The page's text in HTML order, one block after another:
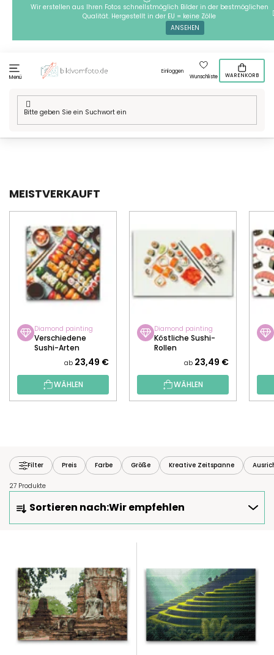
springen
Wir erstellen aus Ihren Fotos schnellstmöglich Bilder in der bestmöglichen
Qualität. Hergestellt in der EU = keine Zölle
ANSEHEN
Menü
Einloggen
Wunschliste
WARENKORB
Startseite
Technik / Diamond painting
der Welt / Asien
MEISTVERKAUFT
Diamond painting
Verschiedene
Sushi-Arten
ab 23,49 €
WÄHLEN
Diamond painting
Köstliche Sushi-
Rollen
ab 23,49 €
WÄHLEN
Filter Preis Farbe Größe Kreative Zeitspanne
27 Produkte
O
Sortieren nach:Wir empfehlen